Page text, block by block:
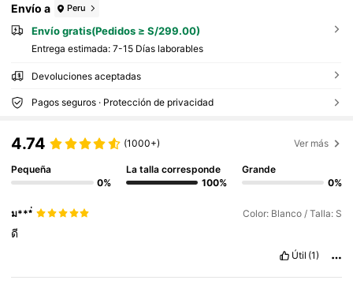
Envío a Peru
Envío gratis(Pedidos ≥ S/299.00)
Entrega estimada: 7-15 Días laborables
Devoluciones aceptadas
Pagos seguros · Protección de privacidad
4.74 (1000+) Ver más
Pequeña
0%
La talla corresponde
100%
Grande
0%
ม***่ Color: Blanco / Talla: S
ดี
Útil (1)